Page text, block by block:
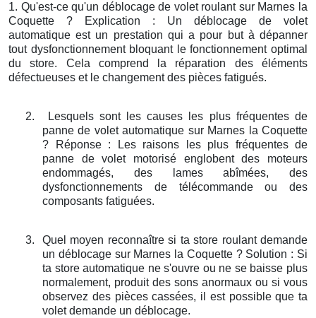
1. Qu'est-ce qu'un déblocage de volet roulant sur Marnes la
Coquette ? Explication : Un déblocage de volet
automatique est un prestation qui a pour but à dépanner
tout dysfonctionnement bloquant le fonctionnement optimal
du store. Cela comprend la réparation des éléments
défectueuses et le changement des pièces fatigués.
2.
Lesquels sont les causes les plus fréquentes de
panne de volet automatique sur Marnes la Coquette
? Réponse : Les raisons les plus fréquentes de
panne de volet motorisé englobent des moteurs
endommagés, des lames abîmées, des
dysfonctionnements de télécommande ou des
composants fatiguées.
3.
Quel moyen reconnaître si ta store roulant demande
un déblocage sur Marnes la Coquette ? Solution : Si
ta store automatique ne s'ouvre ou ne se baisse plus
normalement, produit des sons anormaux ou si vous
observez des pièces cassées, il est possible que ta
volet demande un déblocage.